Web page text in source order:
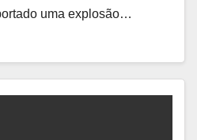
uma explosão…